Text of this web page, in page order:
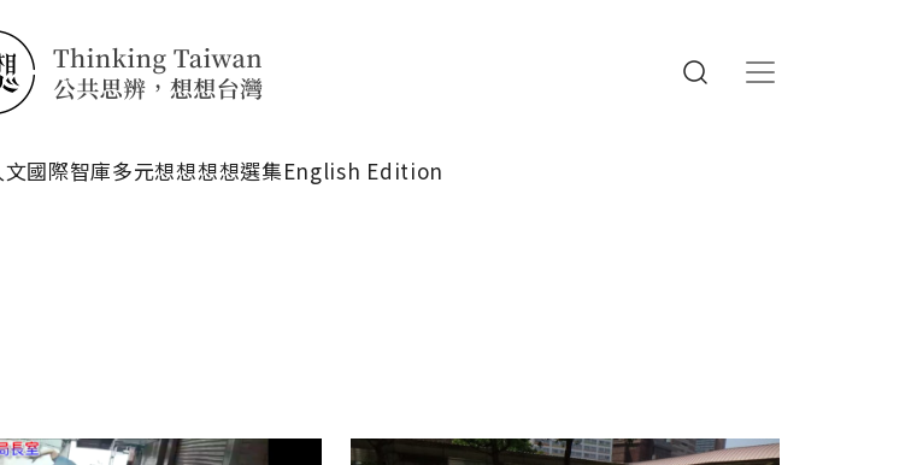
國際智庫多元想想想想選集English Edition